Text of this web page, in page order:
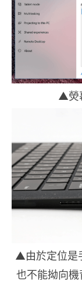
▲熒
▲由於定位是
也不能拗向